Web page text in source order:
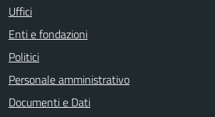
Uffici
Enti e fondazioni
Politici
Personale amministrativo
Documenti e Dati